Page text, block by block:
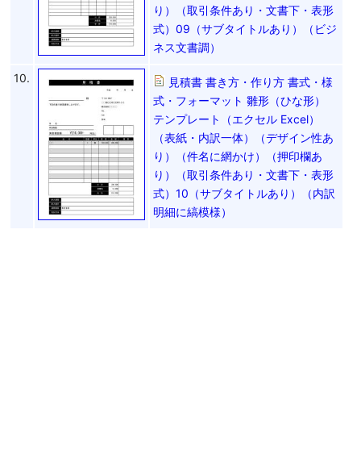
り）（取引条件あり・文書下・表形
式）09（サブタイトルあり）（ビジ
ネス文書調）
10.
見積書 書き方・作り方 書式・様
式・フォーマット 雛形（ひな形）
テンプレート（エクセル Excel）
（表紙・内訳一体）（デザイン性あ
り）（件名に網かけ）（押印欄あ
り）（取引条件あり・文書下・表形
式）10（サブタイトルあり）（内訳
明細に縞模様）